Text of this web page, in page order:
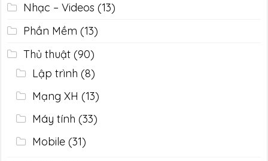
Nhạc – Videos (13)
Phần Mềm (13)
Thủ thuật(90)
Lập trình (8)
Mạng XH (13)
Máy tính (33)
Mobile(31)